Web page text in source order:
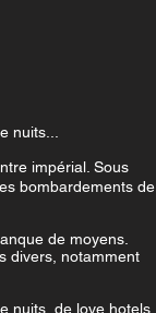
nuits...
impérial. Sous
bombardements de
de moyens.
divers, notamment
nuits, de love hotels